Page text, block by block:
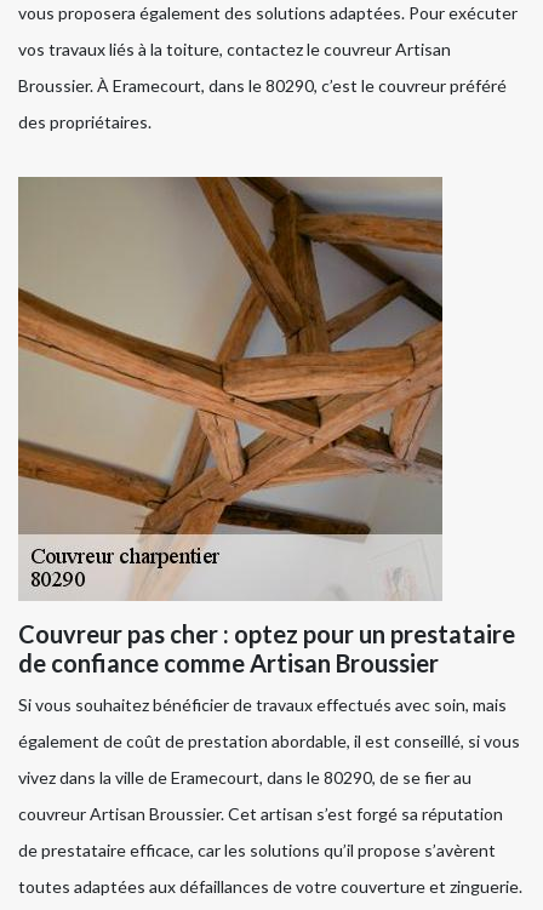
vous proposera également des solutions adaptées. Pour exécuter
vos travaux liés à la toiture, contactez le couvreur Artisan
Broussier. À Eramecourt, dans le 80290, c’est le couvreur préféré
des propriétaires.
Couvreur pas cher : optez pour un prestataire
de confiance comme Artisan Broussier
Si vous souhaitez bénéficier de travaux effectués avec soin, mais
également de coût de prestation abordable, il est conseillé, si vous
vivez dans la ville de Eramecourt, dans le 80290, de se fier au
couvreur Artisan Broussier. Cet artisan s’est forgé sa réputation
de prestataire efficace, car les solutions qu’il propose s’avèrent
toutes adaptées aux défaillances de votre couverture et zinguerie.